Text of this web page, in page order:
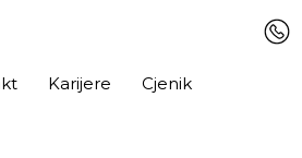
Karijere
Cjenik